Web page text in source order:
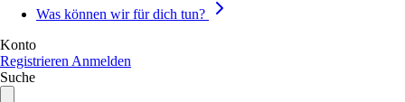
Was können wir für dich tun?
Konto
Registrieren Anmelden
Suche